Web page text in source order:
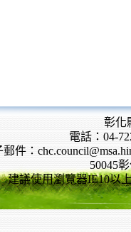
彰化
電話：04-
郵件：
50045
建議使用瀏覽器IE10以